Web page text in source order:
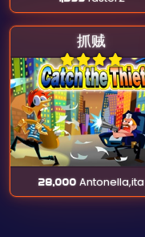
抓贼
28,000 Antonella,ita